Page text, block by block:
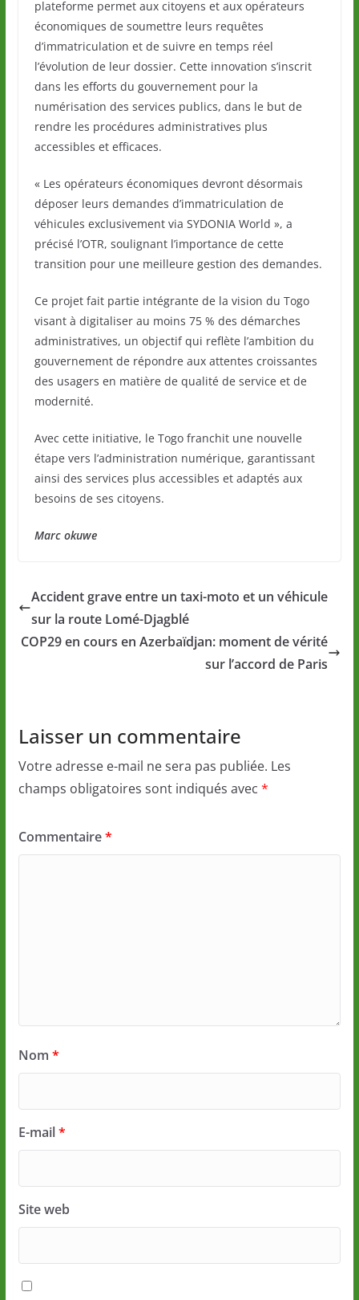
plateforme permet aux citoyens et aux opérateurs
économiques de soumettre leurs requêtes
d’immatriculation et de suivre en temps réel
l’évolution de leur dossier. Cette innovation s’inscrit
dans les efforts du gouvernement pour la
numérisation des services publics, dans le but de
rendre les procédures administratives plus
accessibles et efficaces.
« Les opérateurs économiques devront désormais
déposer leurs demandes d’immatriculation de
véhicules exclusivement via SYDONIA World », a
précisé l’OTR, soulignant l’importance de cette
transition pour une meilleure gestion des demandes.
Ce projet fait partie intégrante de la vision du Togo
visant à digitaliser au moins 75 % des démarches
administratives, un objectif qui reflète l’ambition du
gouvernement de répondre aux attentes croissantes
des usagers en matière de qualité de service et de
modernité.
Avec cette initiative, le Togo franchit une nouvelle
étape vers l’administration numérique, garantissant
ainsi des services plus accessibles et adaptés aux
besoins de ses citoyens.
Marc okuwe
Accident grave entre un taxi-moto et un véhicule
sur la route Lomé-Djagblé
COP29 en cours en Azerbaïdjan: moment de vérité
sur l’accord de Paris
Laisser un commentaire
Votre adresse e-mail ne sera pas publiée. Les
champs obligatoires sont indiqués avec *
Commentaire*
Nom *
E-mail*
Site web